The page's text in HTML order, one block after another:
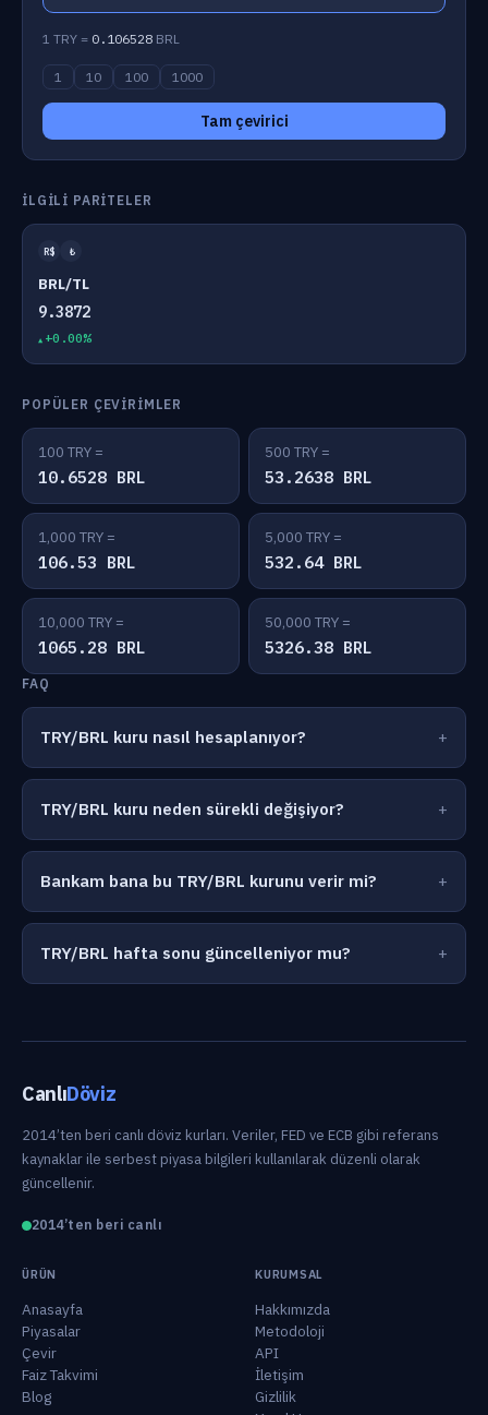
1 TRY = 0.106528 BRL
1 10 100 1000
Tam çevirici
İLGILI PARITELER
R$ ₺
BRL/TL
9.3872
+0.00%
POPÜLER ÇEVIRIMLER
100 TRY =
10.6528 BRL
500 TRY =
53.2638 BRL
1,000 TRY =
106.53 BRL
5,000 TRY =
532.64 BRL
10,000 TRY =
1065.28 BRL
50,000 TRY =
5326.38 BRL
FAQ
TRY/BRL kuru nasıl hesaplanıyor?
TRY/BRL kuru neden sürekli değişiyor?
Bankam bana bu TRY/BRL kurunu verir mi?
TRY/BRL hafta sonu güncelleniyor mu?
CanlıDöviz
2014’ten beri canlı döviz kurları. Veriler, FED ve ECB gibi referans
kaynaklar ile serbest piyasa bilgileri kullanılarak düzenli olarak
güncellenir.
2014’ten beri canlı
ÜRÜN
Anasayfa
Piyasalar
Çevir
Faiz Takvimi
Blog
KURUMSAL
Hakkımızda
Metodoloji
API
İletişim
Gizlilik